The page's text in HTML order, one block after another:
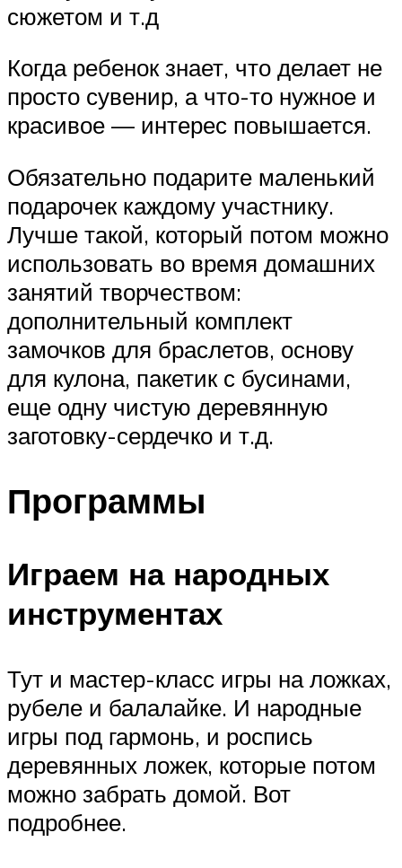
сюжетом и т.д
Когда ребенок знает, что делает не
просто сувенир, а что-то нужное и
красивое — интерес повышается.
Обязательно подарите маленький
подарочек каждому участнику.
Лучше такой, который потом можно
использовать во время домашних
занятий творчеством:
дополнительный комплект
замочков для браслетов, основу
для кулона, пакетик с бусинами,
еще одну чистую деревянную
заготовку-сердечко и т.д.
Программы
Играем на народных
инструментах
Тут и мастер-класс игры на ложках,
рубеле и балалайке. И народные
игры под гармонь, и роспись
деревянных ложек, которые потом
можно забрать домой. Вот
подробнее.